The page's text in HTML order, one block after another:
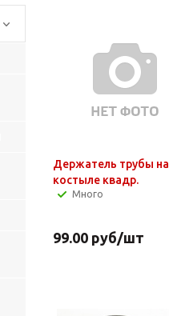
Держатель трубы на
костыле квадр.
Много
99.00 руб/шт